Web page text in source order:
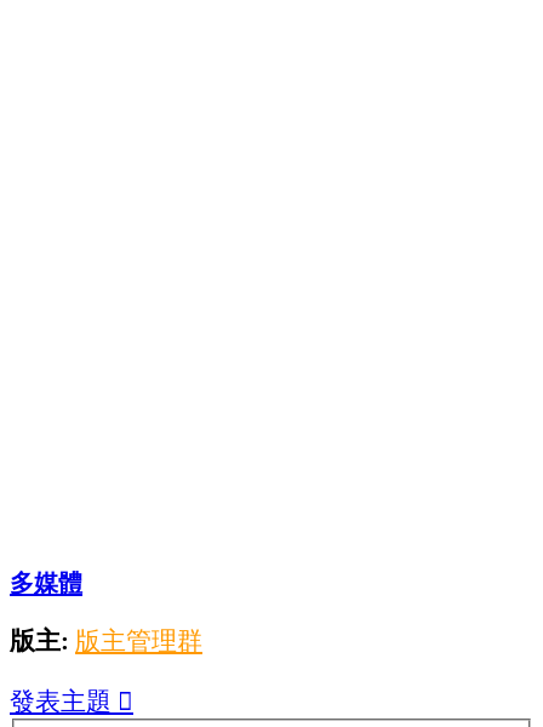
多媒體
版主: 版主管理群
發表主題